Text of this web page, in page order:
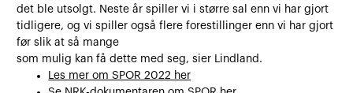
det ble utsolgt. Neste år spiller vi i større sal enn vi har gjort
tidligere, og vi spiller også flere forestillinger enn vi har gjort
før slik at så mange
som mulig kan få dette med seg, sier Lindland.
Les mer om SPOR 2022 her